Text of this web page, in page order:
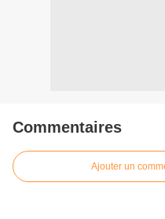
Commentaires
Ajouter un